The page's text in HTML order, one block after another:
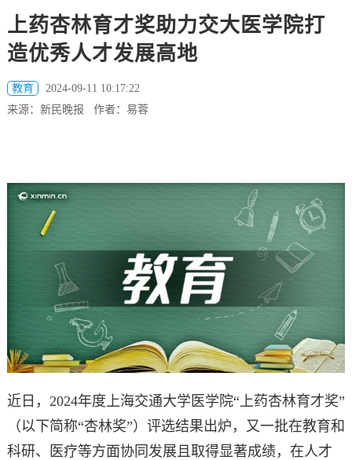
上药杏林育才奖助力交大医学院打
造优秀人才发展高地
教育
2024-09-11 10:17:22
来源：新民晚报 作者：易蓉
近日，2024年度上海交通大学医学院“上药杏林育才奖”
（以下简称“杏林奖”）评选结果出炉，又一批在教育和
科研、医疗等方面协同发展且取得显著成绩，在人才